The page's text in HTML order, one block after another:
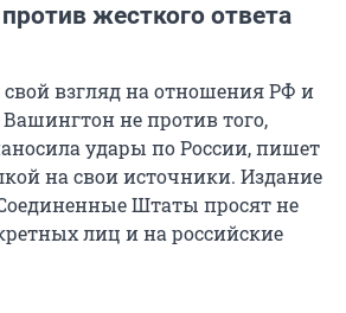
жесткого ответа
взгляд на отношения РФ и
не против того,
удары по России, пишет
на свои источники. Издание
Штаты просят не
лиц и на российские